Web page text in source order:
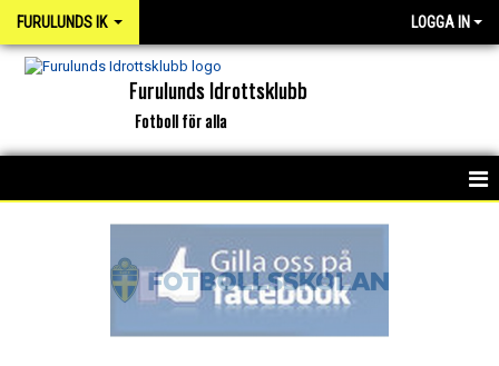
FURULUNDS IK LOGGA IN
Furulunds Idrottsklubb
Fotboll för alla